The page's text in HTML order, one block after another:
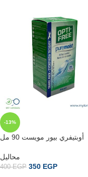
-13%
أوبتيفري بيور مويست 90 مل
محاليل
400EGP 350 EGP